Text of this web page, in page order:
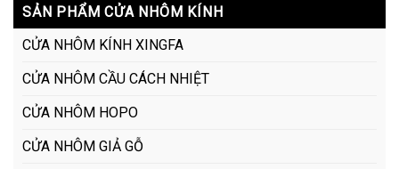
SẢN PHẨM CỬA NHÔM KÍNH
CỬA NHÔM KÍNH XINGFA
CỬA NHÔM CẦU CÁCH NHIỆT
CỬA NHÔM HOPO
CỬA NHÔM GIẢ GỖ